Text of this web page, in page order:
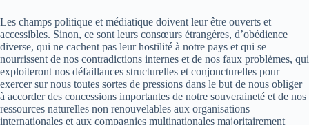
Les champs politique et médiatique doivent leur être ouverts et
accessibles. Sinon, ce sont leurs consœurs étrangères, d’obédience
diverse, qui ne cachent pas leur hostilité à notre pays et qui se
nourrissent de nos contradictions internes et de nos faux problèmes, qui
exploiteront nos défaillances structurelles et conjoncturelles pour
exercer sur nous toutes sortes de pressions dans le but de nous obliger
à accorder des concessions importantes de notre souveraineté et de nos
ressources naturelles non renouvelables aux organisations
internationales et aux compagnies multinationales majoritairement